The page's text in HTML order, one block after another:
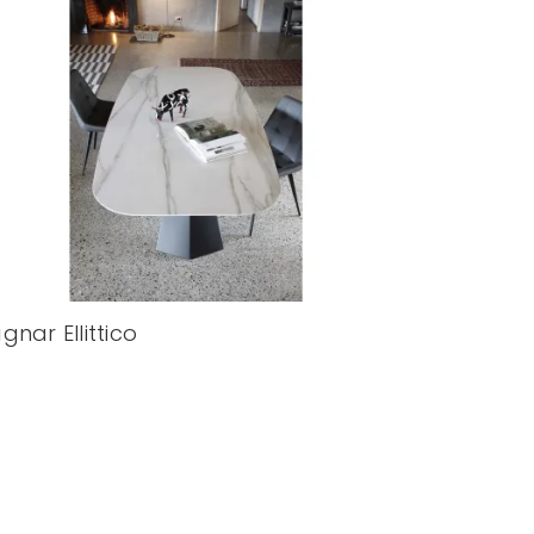
Ellittico